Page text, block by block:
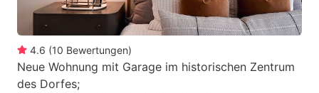
4.6 (10 Bewertungen)
Neue Wohnung mit Garage im historischen Zentrum
des Dorfes;